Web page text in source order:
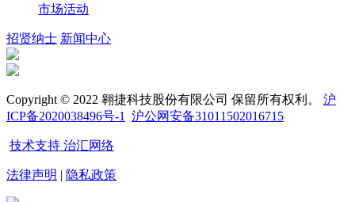
市场活动
招贤纳士 新闻中心
Copyright © 2022 翱捷科技股份有限公司 保留所有权利。 沪
ICP备2020038496号-1
沪公网安备31011502016715
技术支持 治汇网络
法律声明 | 隐私政策